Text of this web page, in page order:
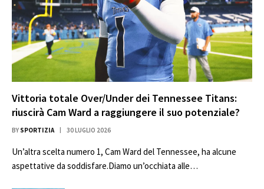
Vittoria totale Over/Under dei Tennessee Titans:
riuscirà Cam Ward a raggiungere il suo potenziale?
BY SPORTIZIA 30 LUGLIO 2026
Un’altra scelta numero 1, Cam Ward del Tennessee, ha alcune
aspettative da soddisfare.Diamo un’occhiata alle…